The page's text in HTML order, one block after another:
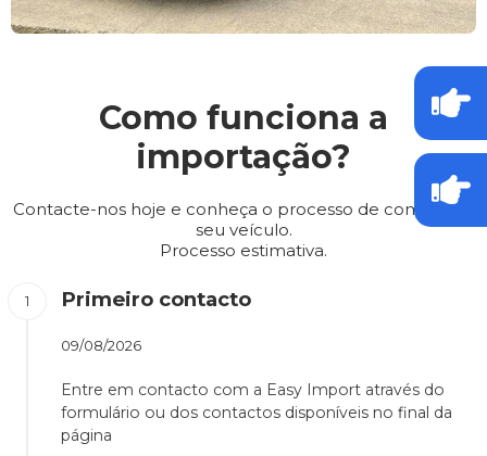
Como funciona a
importação?
Contacte-nos hoje e conheça o processo de compra do
seu veículo.
Processo estimativa.
Primeiro contacto
09/08/2026
Entre em contacto com a Easy Import através do
formulário ou dos contactos disponíveis no final da
página